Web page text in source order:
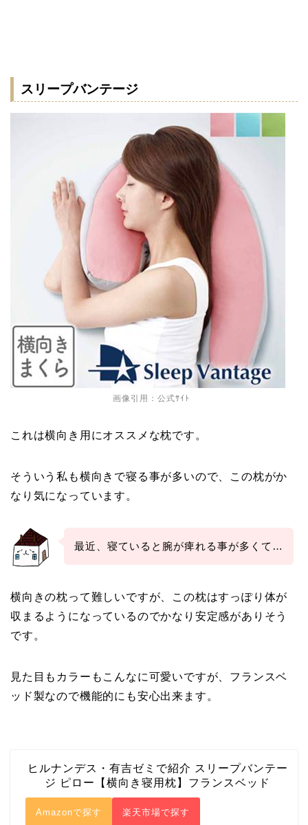
スリープバンテージ
画像引用：公式ｻｲﾄ
これは横向き用にオススメな枕です。
そういう私も横向きで寝る事が多いので、この枕がか
なり気になっています。
最近、寝ていると腕が痺れる事が多くて…
横向きの枕って難しいですが、この枕はすっぽり体が
収まるようになっているのでかなり安定感がありそう
です。
見た目もカラーもこんなに可愛いですが、フランスベ
ッド製なので機能的にも安心出来ます。
ヒルナンデス・有吉ゼミで紹介 スリープバンテー
ジ ピロー【横向き寝用枕】フランスベッド
Amazonで探す 楽天市場で探す